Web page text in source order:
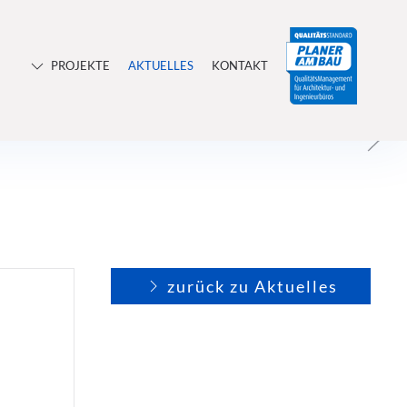
PROJEKTE AKTUELLES KONTAKT
zurück zu Aktuelles